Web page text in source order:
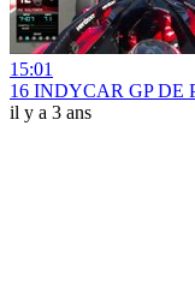
15:01
16 INDYCAR GP DE
il y a 3 ans